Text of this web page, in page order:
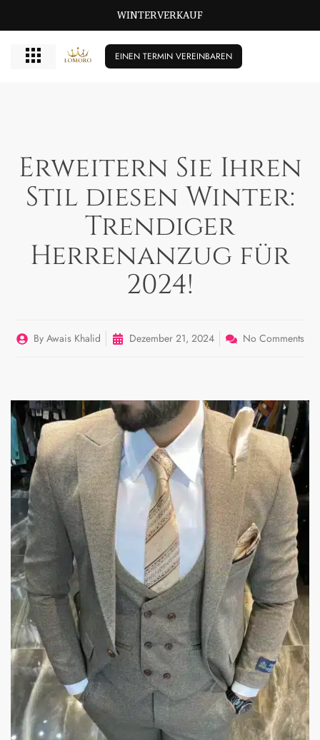
GROSSE GRÖSSEN BISCHIKBAR T/M 72
EINEN TERMIN VEREINBAREN
Erweitern Sie Ihren
Stil diesen Winter:
Trendiger
Herrenanzug für
2024!
ByAwais Khalid Dezember 21, 2024 No Comments